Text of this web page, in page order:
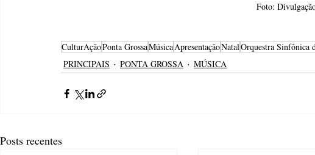
Foto:
CulturAçãoPonta GrossaMúsicaApresentaçãoNatalOrquestra Sinfônica
PRINCIPAIS
PONTA GROSSA MÚSICA
Posts recentes